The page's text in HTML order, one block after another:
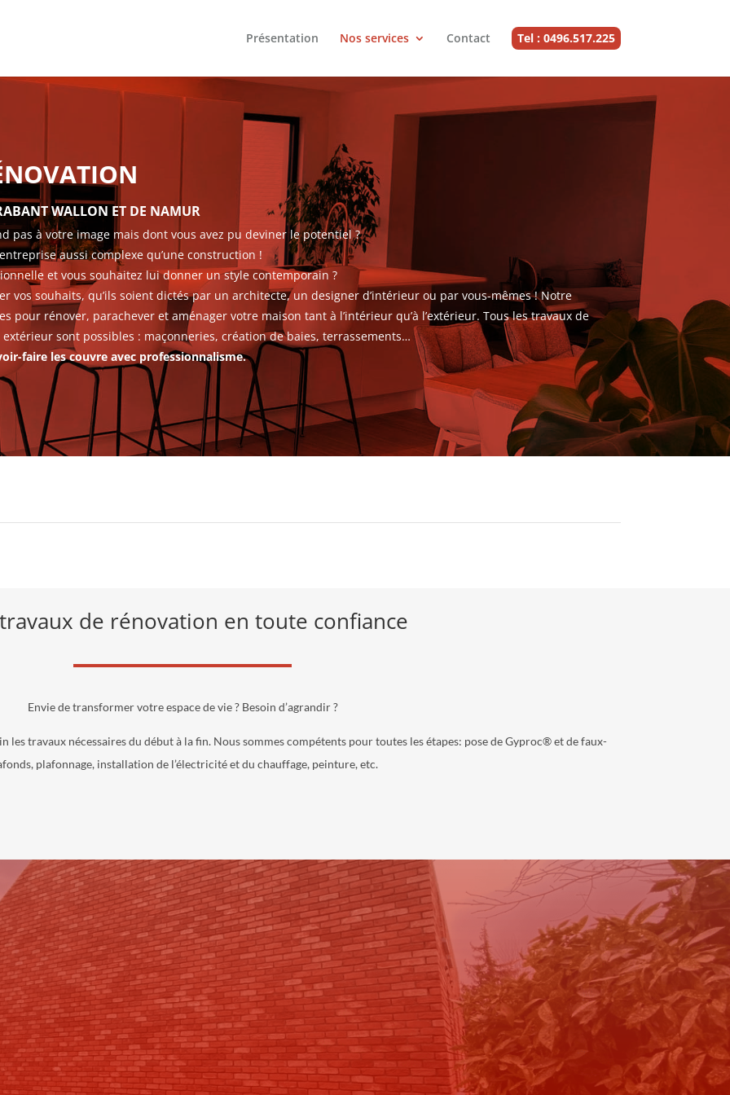
Présentation Nos services Contact Tel : 0496.517.225
WALLON ET DE NAMUR
pas à votre image mais dont vous avez pu deviner le potentiel ?
aussi complexe qu’une construction !
et vous souhaitez lui donner un style contemporain ?
vos souhaits, qu’ils soient dictés par un architecte, un designer d’intérieur ou par vous-mêmes ! Notre
pour rénover, parachever et aménager votre maison tant à l’intérieur qu’à l’extérieur. Tous les travaux de
sont possibles : maçonneries, création de baies, terrassements…
faire les couvre avec professionnalisme.
de rénovation en toute confiance
Envie de transformer votre espace de vie ? Besoin d’agrandir ?
les travaux nécessaires du début à la fin. Nous sommes compétents pour toutes les étapes: pose de Gyproc® et de faux-
plafonnage, installation de l’électricité et du chauffage, peinture, etc.
plus d’informations, n’hésitez pas à nous contacter.